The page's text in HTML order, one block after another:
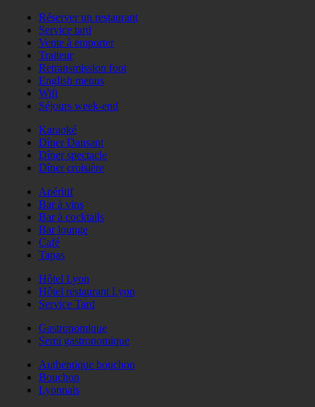
Réserver un restaurant
Service tard
Vente à emporter
Traiteur
Retransmission foot
English menus
Wifi
Séjours week-end
Karaoké
Dîner Dansant
Dîner spectacle
Dîner croisière
Apéritif
Bar à vins
Bar à cocktails
Bar lounge
Café
Tapas
Hôtel Lyon
Hôtel restaurant Lyon
Service Tard
Gastronomique
Semi gastronomique
Authentique bouchon
Bouchon
Lyonnais